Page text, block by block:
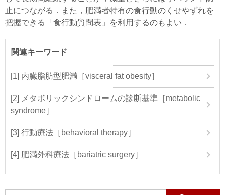
止につながる．また，肥満者特有の食行動のくせやずれを
把握できる「食行動質問表」を利用するのもよい．
関連キーワード
[1] 内臓脂肪型肥満［visceral fat obesity］
[2] メタボリックシンドロームの診断基準［metabolic
syndrome］
[3] 行動療法［behavioral therapy］
[4] 肥満外科療法［bariatric surgery］